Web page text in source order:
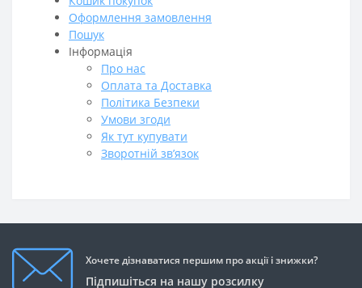
Оформлення замовлення
Пошук
Інформація
Про нас
Оплата та Доставка
Політика Безпеки
Умови згоди
Як тут купувати
Зворотній зв’язок
Хочете дізнаватися першим про акції і знижки?
Підпишіться на нашу розсилку